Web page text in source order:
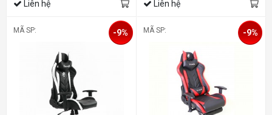
Liên hệ Liên hệ
MÃ SP: -9% MÃ SP: -9%